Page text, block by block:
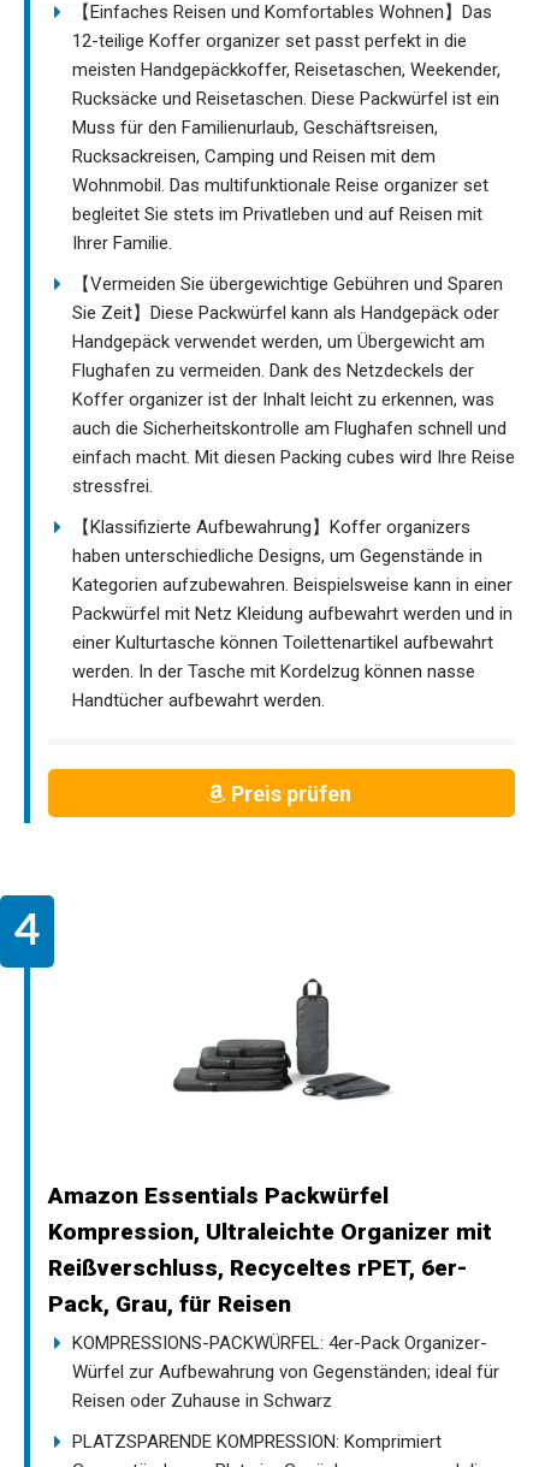
【Einfaches Reisen und Komfortables Wohnen】Das
12-teilige Koffer organizer set passt perfekt in die
meisten Handgepäckkoffer, Reisetaschen, Weekender,
Rucksäcke und Reisetaschen. Diese Packwürfel ist ein
Muss für den Familienurlaub, Geschäftsreisen,
Rucksackreisen, Camping und Reisen mit dem
Wohnmobil. Das multifunktionale Reise organizer set
begleitet Sie stets im Privatleben und auf Reisen mit
Ihrer Familie.
【Vermeiden Sie übergewichtige Gebühren und Sparen
Sie Zeit】Diese Packwürfel kann als Handgepäck oder
Handgepäck verwendet werden, um Übergewicht am
Flughafen zu vermeiden. Dank des Netzdeckels der
Koffer organizer ist der Inhalt leicht zu erkennen, was
auch die Sicherheitskontrolle am Flughafen schnell und
einfach macht. Mit diesen Packing cubes wird Ihre Reise
stressfrei.
【Klassifizierte Aufbewahrung】Koffer organizers
haben unterschiedliche Designs, um Gegenstände in
Kategorien aufzubewahren. Beispielsweise kann in einer
Packwürfel mit Netz Kleidung aufbewahrt werden und in
einer Kulturtasche können Toilettenartikel aufbewahrt
werden. In der Tasche mit Kordelzug können nasse
Handtücher aufbewahrt werden.
Preis prüfen
Amazon Essentials Packwürfel
Kompression, Ultraleichte Organizer mit
Reißverschluss, Recyceltes rPET, 6er-
Pack, Grau, für Reisen
KOMPRESSIONS-PACKWÜRFEL: 4er-Pack Organizer-
Würfel zur Aufbewahrung von Gegenständen; ideal für
Reisen oder Zuhause in Schwarz
PLATZSPARENDE KOMPRESSION: Komprimiert